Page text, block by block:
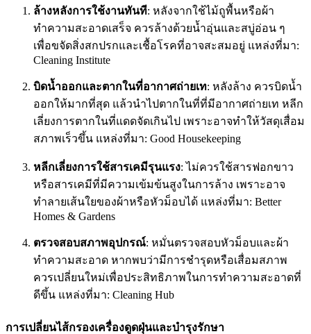
ล้างหลังการใช้งานทันที: หลังจากใช้ไม้ถูพื้นหรือผ้า
ทำความสะอาดเสร็จ ควรล้างด้วยน้ำอุ่นและสบู่อ่อน ๆ
เพื่อขจัดสิ่งสกปรกและเชื้อโรคที่อาจสะสมอยู่ แหล่งที่มา:
Cleaning Institute
บิดน้ำออกและตากในที่อากาศถ่ายเท: หลังล้าง ควรบิดน้ำ
ออกให้มากที่สุด แล้วนำไปตากในที่ที่มีอากาศถ่ายเท หลีก
เลี่ยงการตากในที่แดดจัดเกินไป เพราะอาจทำให้วัสดุเสื่อม
สภาพเร็วขึ้น แหล่งที่มา: Good Housekeeping
หลีกเลี่ยงการใช้สารเคมีรุนแรง: ไม่ควรใช้สารฟอกขาว
หรือสารเคมีที่มีความเข้มข้นสูงในการล้าง เพราะอาจ
ทำลายเส้นใยของผ้าหรือหัวม็อบได้ แหล่งที่มา: Better
Homes & Gardens
ตรวจสอบสภาพอุปกรณ์: หมั่นตรวจสอบหัวม็อบและผ้า
ทำความสะอาด หากพบว่ามีการชำรุดหรือเสื่อมสภาพ
ควรเปลี่ยนใหม่เพื่อประสิทธิภาพในการทำความสะอาดที่
ดีขึ้น แหล่งที่มา: Cleaning Hub
การเปลี่ยนไส้กรองเครื่องดูดฝุ่นและบำรุงรักษา